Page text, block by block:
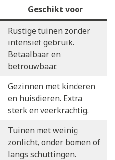
Geschikt voor
Rustige tuinen zonder
intensief gebruik.
Betaalbaar en
betrouwbaar.
Gezinnen met kinderen
en huisdieren. Extra
sterk en veerkrachtig.
Tuinen met weinig
zonlicht, onder bomen of
langs schuttingen.